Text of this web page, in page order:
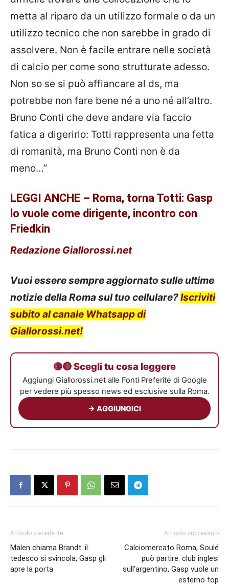
metta al riparo da un utilizzo formale o da un
utilizzo tecnico che non sarebbe in grado di
assolvere. Non è facile entrare nelle società
di calcio per come sono strutturate adesso.
Non so se si può affiancare al ds, ma
potrebbe non fare bene né a uno né all’altro.
Bruno Conti che deve andare via faccio
fatica a digerirlo: Totti rappresenta una fetta
di romanità, ma Bruno Conti non è da
meno…”
LEGGI ANCHE – Roma, torna Totti: Gasp
lo vuole come dirigente, incontro con
Friedkin
Redazione Giallorossi.net
Vuoi essere sempre aggiornato sulle ultime
notizie della Roma sul tuo cellulare?Iscriviti
subito al canale Whatsapp di
Giallorossi.net!
🟡🔴 Scegli tu cosa leggere
Aggiungi Giallorossi.net alle Fonti Preferite di Google
per vedere più spesso news ed esclusive sulla Roma.
→ AGGIUNGICI
Articolo precedente
Malen chiama Brandt: il
tedesco si svincola, Gasp gli
apre la porta
Articolo successivo
Calciomercato Roma, Soulé
può partire: club inglesi
sull’argentino, Gasp vuole un
esterno top